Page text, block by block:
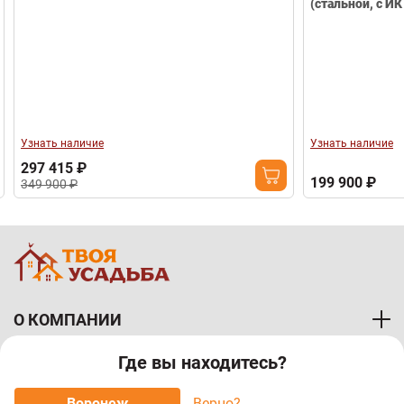
Где вы находитесь?
Узнать наличие
297 415 ₽
349 900 ₽
(стальной, с
Узнать наличие
199 900 ₽
О КОМПАНИИ
ПОКУПАТЕЛЯМ